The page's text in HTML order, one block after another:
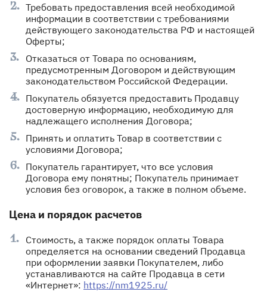
Требовать предоставления всей необходимой
информации в соответствии с требованиями
действующего законодательства РФ и настоящей
Оферты;
Отказаться от Товара по основаниям,
предусмотренным Договором и действующим
законодательством Российской Федерации.
Покупатель обязуется предоставить Продавцу
достоверную информацию, необходимую для
надлежащего исполнения Договора;
Принять и оплатить Товар в соответствии с
условиями Договора;
Покупатель гарантирует, что все условия
Договора ему понятны; Покупатель принимает
условия без оговорок, а также в полном объеме.
Цена и порядок расчетов
Стоимость, а также порядок оплаты Товара
определяется на основании сведений Продавца
при оформлении заявки Покупателем, либо
устанавливаются на сайте Продавца в сети
«Интернет»: https://nm1925.ru/